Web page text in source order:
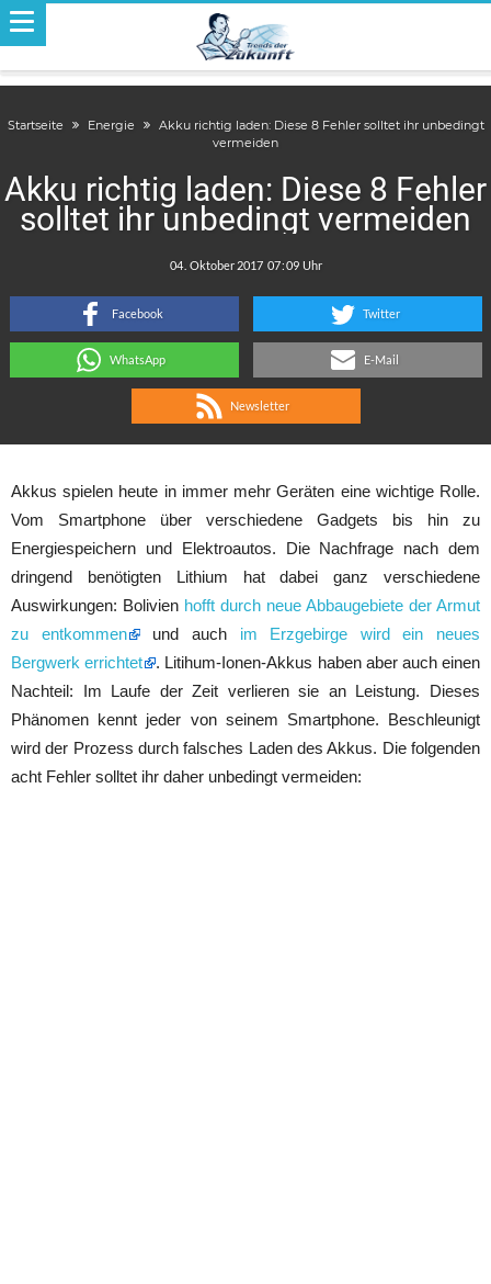
Startseite Energie
Akku richtig laden: Diese 8 Fehler solltet ihr unbedingt
vermeiden
Akku richtig laden: Diese 8 Fehler
solltet ihr unbedingt vermeiden
:
Facebook Twitter
WhatsApp E-Mail
Newsletter
Akkus spielen heute in immer mehr Geräten eine wichtige Rolle.
Vom Smartphone über verschiedene Gadgets bis hin zu
Energiespeichern und Elektroautos. Die Nachfrage nach dem
dringend benötigten Lithium hat dabei ganz verschiedene
Auswirkungen: Bolivien hofft durch neue Abbaugebiete der Armut
zu entkommen
und auchim Erzgebirge wird ein neues
Bergwerk errichtet
. Litihum-Ionen-Akkus haben aber auch einen
Nachteil: Im Laufe der Zeit verlieren sie an Leistung. Dieses
Phänomen kennt jeder von seinem Smartphone. Beschleunigt
wird der Prozess durch falsches Laden des Akkus. Die folgenden
acht Fehler solltet ihr daher unbedingt vermeiden: